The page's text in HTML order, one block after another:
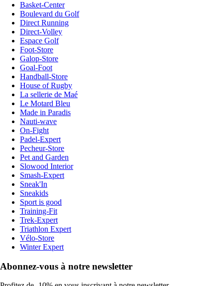
Basket-Center
Boulevard du Golf
Direct Running
Direct-Volley
Espace Golf
Foot-Store
Galop-Store
Goal-Foot
Handball-Store
House of Rugby
La sellerie de Maé
Le Motard Bleu
Made in Paradis
Nauti-wave
On-Fight
Padel-Expert
Pecheur-Store
Pet and Garden
Slowood Interior
Smash-Expert
Sneak'In
Sneakids
Sport is good
Training-Fit
Trek-Expert
Triathlon Expert
Vélo-Store
Winter Expert
Abonnez-vous à notre newsletter